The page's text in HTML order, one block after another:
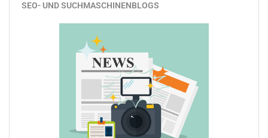
SEO- UND SUCHMASCHINENBLOGS